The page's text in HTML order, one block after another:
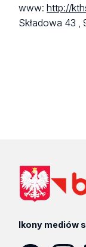
www: http://
Składowa 43 ,
Ikony mediów